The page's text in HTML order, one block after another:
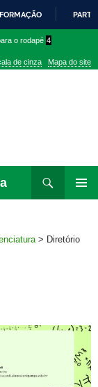
o rodapé 4
de cinza Mapa do site
para
> Diretório